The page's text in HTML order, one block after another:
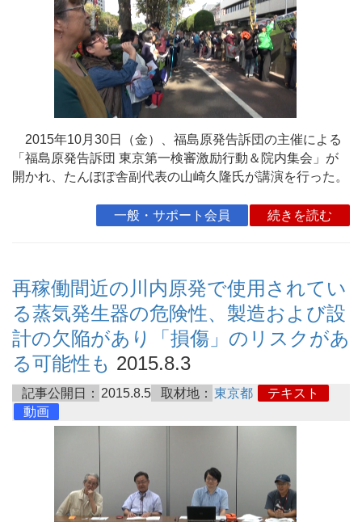
2015年10月30日（金）、福島原発告訴団の主催による
「福島原発告訴団 東京第一検審激励行動＆院内集会」が
開かれ、たんぽぽ舎副代表の山崎久隆氏が講演を行った。
一般・サポート会員 続きを読む
再稼働間近の川内原発で使用されてい
る蒸気発生器の危険性、製造および設
計の欠陥があり「損傷」のリスクがあ
る可能性も 2015.8.3
記事公開日： 2015.8.5 取材地： 東京都
テキスト
動画